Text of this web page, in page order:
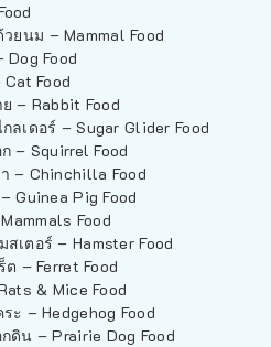
ยนม – Mammal Food
Food
Food
– Rabbit Food
ลเดอร์ – Sugar Glider Food
– Squirrel Food
– Chinchilla Food
Guinea Pig Food
Food
เตอร์ – Hamster Food
ต – Ferret Food
& Mice Food
ะ – Hedgehog Food
ดิน – Prairie Dog Food